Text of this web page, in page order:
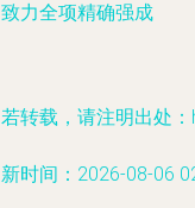
力全项精确强成
转载，请注明出处
时间：2026-08-06